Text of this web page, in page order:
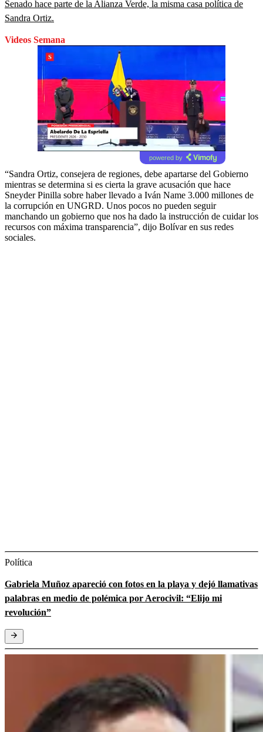
Senado hace parte de la Alianza Verde, la misma casa política de
Sandra Ortiz.
Videos Semana
powered by
“Sandra Ortiz, consejera de regiones, debe apartarse del Gobierno
mientras se determina si es cierta la grave acusación que hace
Sneyder Pinilla sobre haber llevado a Iván Name 3.000 millones de
la corrupción en UNGRD. Unos pocos no pueden seguir
manchando un gobierno que nos ha dado la instrucción de cuidar los
recursos con máxima transparencia”, dijo Bolívar en sus redes
sociales.
Política
Gabriela Muñoz apareció con fotos en la playa y dejó llamativas
palabras en medio de polémica por Aerocivil: “Elijo mi
revolución”